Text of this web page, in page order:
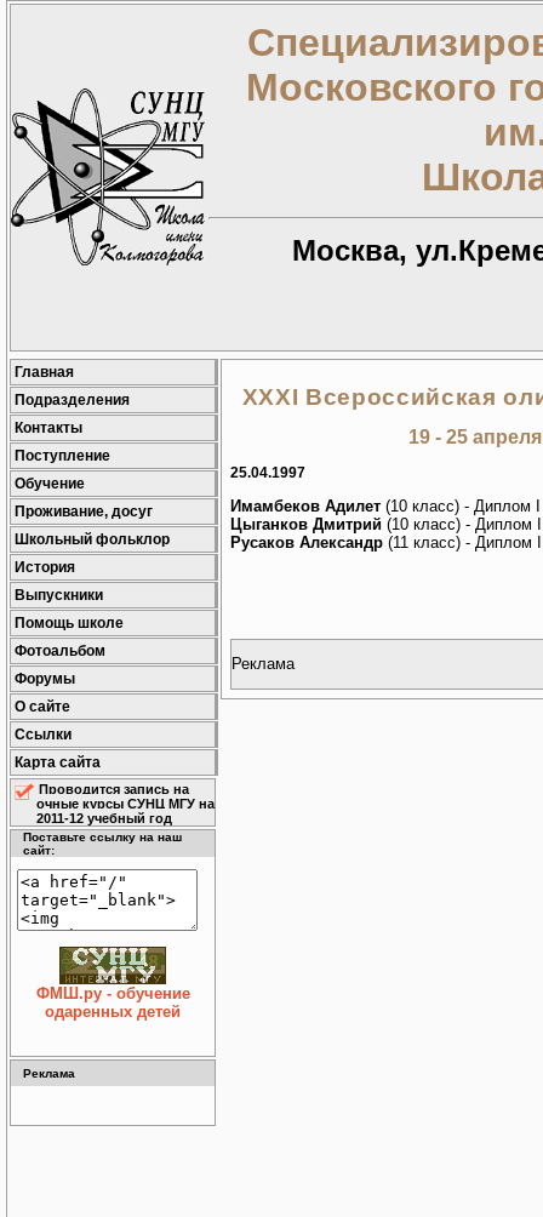
Московского
Москва,
Главная
Подразделения
Контакты
Поступление
Обучение
Проживание, досуг
Школьный фольклор
История
Выпускники
Помощь школе
Фотоальбом
Форумы
О сайте
Ссылки
Карта сайта
Проводится запись на
очные курсы СУНЦ МГУ на
2011-12 учебный год
Поставьте ссылку на наш
сайт:
ФМШ.ру - обучение
одаренных детей
Реклама
XXXI Всероссийская
19 - 25
25.04.1997
Имамбеков Адилет (10 класс) - Диплом I
Цыганков Дмитрий (10 класс) - Диплом I
Русаков Александр (11 класс) - Диплом
Реклама